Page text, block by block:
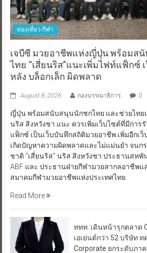
ท่องเที่ยว-กีฬา
เจบีซี มวยอาชีพแห่งญี่ปุ่น พร้อมส
ไทย “เสี่ยนริส”แนะเพิ่มไฟท์แฟ็กซ์
หลัง บล็อกเล็ก ผิดพลาด
August 8, 2026 กองบรรณาธิการ 0
ญี่ปุ่น พร้อมสนับสนุนนักชกไทย และช่วยไทย
นริส สิงหวังชา แนะ ควรเพิ่มเว็บไซต์ที่มีการ
แฟ็กซ์ เป็นเว็บบันทึกสถิติมวยอาชีพ เพิ่มอีกเว็
เกิดปัญหาความผิดพลาดและไม่แม่นยำ จนก
ชาติ “เสี่ยนริส” นริส สิงหวังชา ประธานสหพั
ABF และ ประธานฝ่ายกีฬามวยสากลอาชีพ
สมาคมกีฬามวยอาชีพแห่งประเทศไทย
Read More
ททท. เดินหน้ารุกตลาด
เอเย่นต์กว่า 52 บริษัท
Corporate ยกระดับภา